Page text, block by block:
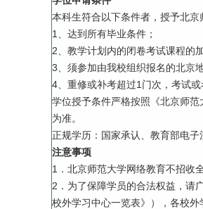
本科生符合以下条件者，授予北
1、达到所有毕业条件；
2、教学计划内的闭卷考试课程的
3、须参加由我校组织报名的北京
4、重修或补考超过1门次，考试
学位授予条件严格按照《北京师
为准。
正规学历：国家承认、教育部电子
注意事项
1．北京师范大学网络教育不招收
2．为了保障学员的合法权益，请
校外学习中心一览表》），各校